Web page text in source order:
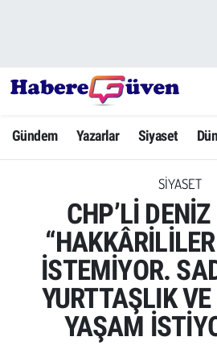
Gündem Yazarlar Siyaset
SIYASET
CHP’Lİ
İSTEMİYOR.
YURTTAŞLIK
YAŞAM
Yazarlar
Dünya
Ekonomi
Yaşam
Yerel Haberler
Hava Durumu
Trafik Durumu
Süper Lig Puan Durumu ve
Tüm Manşetler
Son Dakika Haberleri
Haber Arşivi